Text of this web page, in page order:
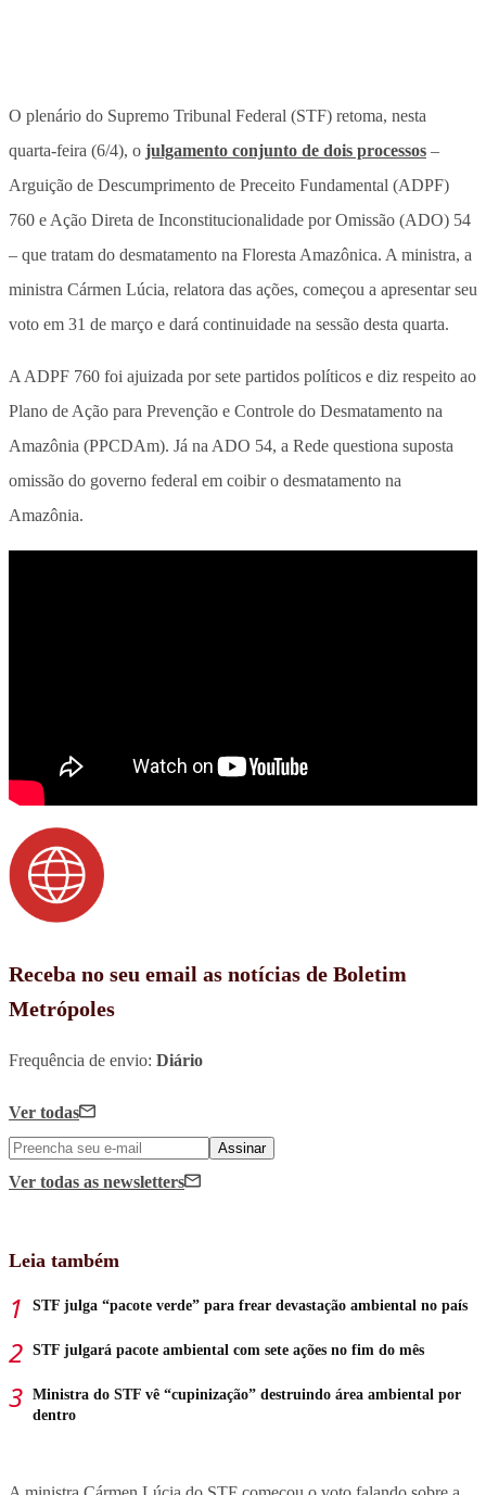
O plenário do Supremo Tribunal Federal (STF) retoma, nesta
quarta-feira (6/4), o julgamento conjunto de dois processos –
Arguição de Descumprimento de Preceito Fundamental (ADPF)
760 e Ação Direta de Inconstitucionalidade por Omissão (ADO) 54
– que tratam do desmatamento na Floresta Amazônica. A ministra, a
ministra Cármen Lúcia, relatora das ações, começou a apresentar seu
voto em 31 de março e dará continuidade na sessão desta quarta.
A ADPF 760 foi ajuizada por sete partidos políticos e diz respeito ao
Plano de Ação para Prevenção e Controle do Desmatamento na
Amazônia (PPCDAm). Já na ADO 54, a Rede questiona suposta
omissão do governo federal em coibir o desmatamento na
Amazônia.
Receba no seu email as notícias de Boletim
Metrópoles
Frequência de envio: Diário
Ver todas
Assinar
Ver todas as newsletters
Leia também
STF julga “pacote verde” para frear devastação ambiental no país
STF julgará pacote ambiental com sete ações no fim do mês
Ministra do STF vê “cupinização” destruindo área ambiental por
dentro